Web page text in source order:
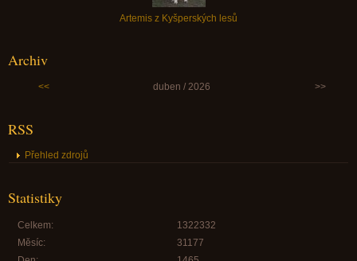
Artemis z Kyšperských lesů
Archiv
<< duben / 2026 >>
RSS
Přehled zdrojů
Statistiky
Celkem:
1322332
Měsíc:
31177